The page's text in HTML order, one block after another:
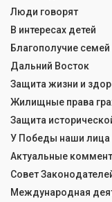
Люди говорят
В интересах детей
Благополучие семей
Дальний Восток
Защита жизни и
Жилищные права
Защита
У Победы наши лица
Актуальные
Совет
Международная